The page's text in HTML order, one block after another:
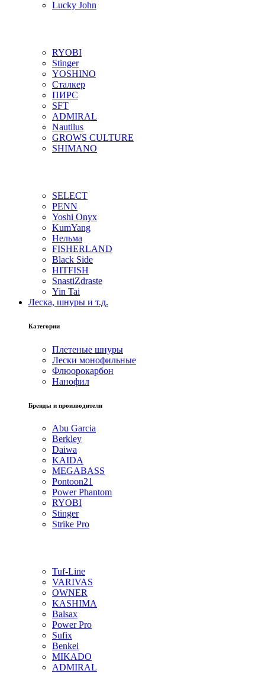
Lucky John
RYOBI
Stinger
YOSHINO
Сталкер
ПИРС
SFT
ADMIRAL
Nautilus
GROWS CULTURE
SHIMANO
SELECT
PENN
Yoshi Onyx
KumYang
Нельма
FISHERLAND
Black Side
HITFISH
SnastiZdraste
Yin Tai
Леска, шнуры и т.д.
Категории
Плетеные шнуры
Лески монофильные
Флюорокарбон
Нанофил
Бренды и производители
Abu Garcia
Berkley
Daiwa
KAIDA
MEGABASS
Pontoon21
Power Phantom
RYOBI
Stinger
Strike Pro
Tuf-Line
VARIVAS
OWNER
KASHIMA
Balsax
Power Pro
Sufix
Benkei
MIKADO
ADMIRAL